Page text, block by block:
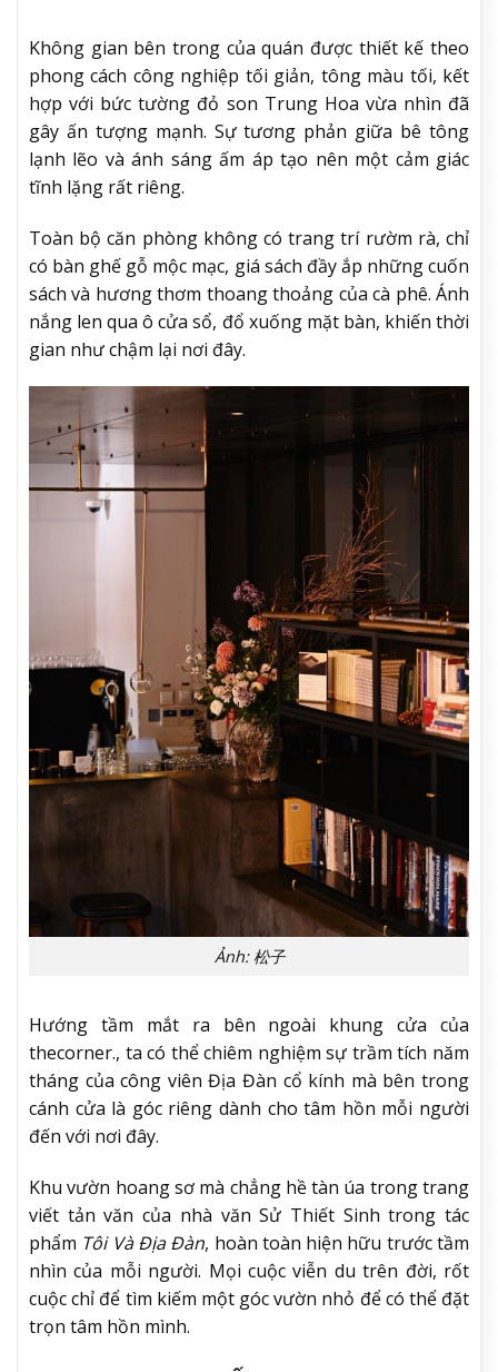
Không gian bên trong của quán được thiết kế theo
phong cách công nghiệp tối giản, tông màu tối, kết
hợp với bức tường đỏ son Trung Hoa vừa nhìn đã
gây ấn tượng mạnh. Sự tương phản giữa bê tông
lạnh lẽo và ánh sáng ấm áp tạo nên một cảm giác
tĩnh lặng rất riêng.
Toàn bộ căn phòng không có trang trí rườm rà, chỉ
có bàn ghế gỗ mộc mạc, giá sách đầy ắp những cuốn
sách và hương thơm thoang thoảng của cà phê. Ánh
nắng len qua ô cửa sổ, đổ xuống mặt bàn, khiến thời
gian như chậm lại nơi đây.
Ảnh: 松子
Hướng tầm mắt ra bên ngoài khung cửa của
thecorner., ta có thể chiêm nghiệm sự trầm tích năm
tháng của công viên Địa Đàn cổ kính mà bên trong
cánh cửa là góc riêng dành cho tâm hồn mỗi người
đến với nơi đây.
Khu vườn hoang sơ mà chẳng hề tàn úa trong trang
viết tản văn của nhà văn Sử Thiết Sinh trong tác
phẩm Tôi Và Địa Đàn, hoàn toàn hiện hữu trước tầm
nhìn của mỗi người. Mọi cuộc viễn du trên đời, rốt
cuộc chỉ để tìm kiếm một góc vườn nhỏ để có thể đặt
trọn tâm hồn mình.